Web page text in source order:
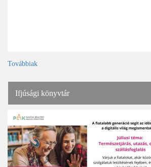
Továbbiak
Ifjúsági könyvtár